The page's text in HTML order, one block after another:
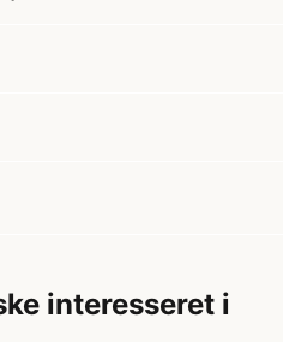
interesseret i